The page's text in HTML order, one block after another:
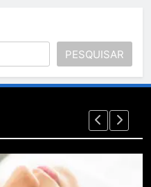
PESQUISAR